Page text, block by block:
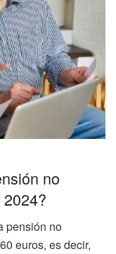
no
pensión no
euros, es decir,